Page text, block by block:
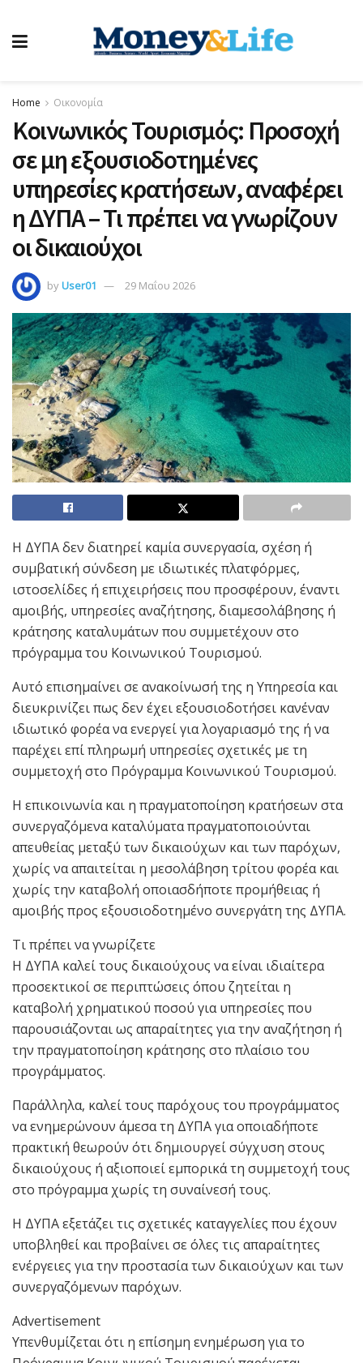
Home Οικονομία
Κοινωνικός Τουρισμός: Προσοχή
σε μη εξουσιοδοτημένες
υπηρεσίες κρατήσεων, αναφέρει
η ΔΥΠΑ – Τι πρέπει να γνωρίζουν
οι δικαιούχοι
byUser01 29 Μαΐου 2026
Η ΔΥΠΑ δεν διατηρεί καμία συνεργασία, σχέση ή
συμβατική σύνδεση με ιδιωτικές πλατφόρμες,
ιστοσελίδες ή επιχειρήσεις που προσφέρουν, έναντι
αμοιβής, υπηρεσίες αναζήτησης, διαμεσολάβησης ή
κράτησης καταλυμάτων που συμμετέχουν στο
πρόγραμμα του Κοινωνικού Τουρισμού.
Αυτό επισημαίνει σε ανακοίνωσή της η Υπηρεσία και
διευκρινίζει πως δεν έχει εξουσιοδοτήσει κανέναν
ιδιωτικό φορέα να ενεργεί για λογαριασμό της ή να
παρέχει επί πληρωμή υπηρεσίες σχετικές με τη
συμμετοχή στο Πρόγραμμα Κοινωνικού Τουρισμού.
Η επικοινωνία και η πραγματοποίηση κρατήσεων στα
συνεργαζόμενα καταλύματα πραγματοποιούνται
απευθείας μεταξύ των δικαιούχων και των παρόχων,
χωρίς να απαιτείται η μεσολάβηση τρίτου φορέα και
χωρίς την καταβολή οποιασδήποτε προμήθειας ή
αμοιβής προς εξουσιοδοτημένο συνεργάτη της ΔΥΠΑ.
Τι πρέπει να γνωρίζετε
Η ΔΥΠΑ καλεί τους δικαιούχους να είναι ιδιαίτερα
προσεκτικοί σε περιπτώσεις όπου ζητείται η
καταβολή χρηματικού ποσού για υπηρεσίες που
παρουσιάζονται ως απαραίτητες για την αναζήτηση ή
την πραγματοποίηση κράτησης στο πλαίσιο του
προγράμματος.
Παράλληλα, καλεί τους παρόχους του προγράμματος
να ενημερώνουν άμεσα τη ΔΥΠΑ για οποιαδήποτε
πρακτική θεωρούν ότι δημιουργεί σύγχυση στους
δικαιούχους ή αξιοποιεί εμπορικά τη συμμετοχή τους
στο πρόγραμμα χωρίς τη συναίνεσή τους.
Η ΔΥΠΑ εξετάζει τις σχετικές καταγγελίες που έχουν
υποβληθεί και προβαίνει σε όλες τις απαραίτητες
ενέργειες για την προστασία των δικαιούχων και των
συνεργαζόμενων παρόχων.
Advertisement
Υπενθυμίζεται ότι η επίσημη ενημέρωση για το